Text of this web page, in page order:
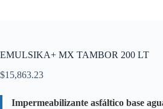
EMULSIKA+ MX TAMBOR 200 LT
$15,863.23
Impermeabilizante asfáltico base